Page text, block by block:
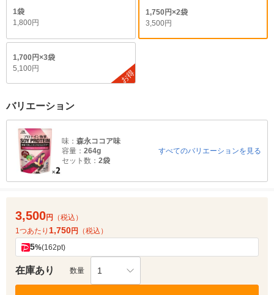
1袋
1,800円
1,750円×2袋
3,500円
1,700円×3袋
5,100円
お得
バリエーション
味： 森永ココア味
容量： 264g
セット数： 2袋
すべてのバリエーションを見る
3,500円
（税込）
1つあたり 1,750円 （税込）
5%(162pt)
在庫あり 数量 1